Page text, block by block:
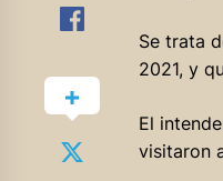
Se trata
2021, y
El
visitaron